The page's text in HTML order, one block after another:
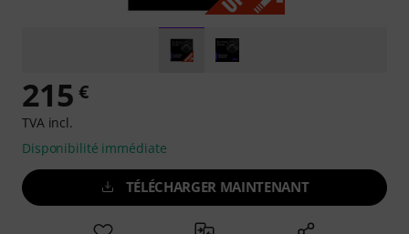
215 €
TVA incl.
Disponibilité immédiate
TÉLÉCHARGER MAINTENANT